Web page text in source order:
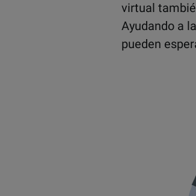
virtual
Ayudando a
pueden